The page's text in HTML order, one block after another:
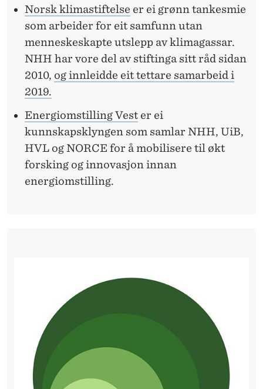
Norsk klimastiftelse er ei grønn tankesmie
som arbeider for eit samfunn utan
menneskeskapte utslepp av klimagassar.
NHH har vore del av stiftinga sitt råd sidan
2010, og innleidde eit tettare samarbeid i
2019.
Energiomstilling Vest er ei
kunnskapsklyngen som samlar NHH, UiB,
HVL og NORCE for å mobilisere til økt
forsking og innovasjon innan
energiomstilling.